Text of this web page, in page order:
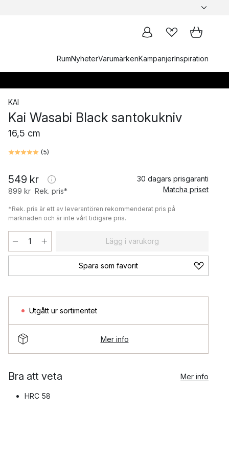
RumNyheterVarumärkenKampanjerInspiration
KAI
Kai Wasabi Black santokukniv
16,5 cm
(5)
549 kr
899 kr Rek. pris*
30 dagars prisgaranti
Matcha priset
*Rek. pris är ett av leverantören rekommenderat pris på
marknaden och är inte vårt tidigare pris.
Lägg i varukorg
Spara som favorit
Utgått ur sortimentet
Mer info
Bra att veta Mer info
HRC 58